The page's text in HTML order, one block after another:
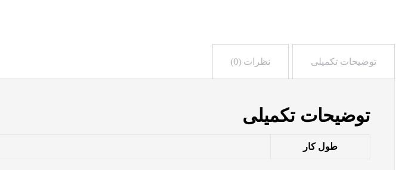
توضیحات تکمیلی نظرات (0)
توضیحات تکمیلی
طول کار